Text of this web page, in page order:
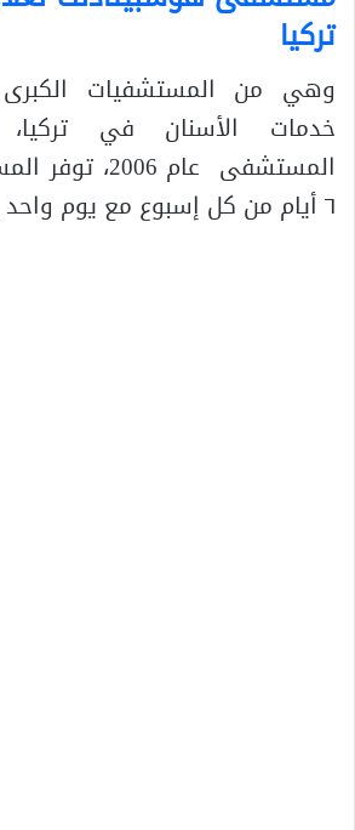
تركيا
وهي من المستشفيات
خدمات الأسنان في
المستشفى عام
٦ أيام من كل إسبوع مع يوم واحد إجازة.